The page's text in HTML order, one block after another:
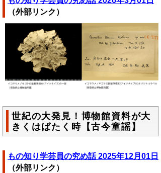
（外部リンク）
世紀の大発見！博物館資料が大
きくはばたく時【古今童謡】
もの知り学芸員の究め話 2025年12月01日
（外部リンク）